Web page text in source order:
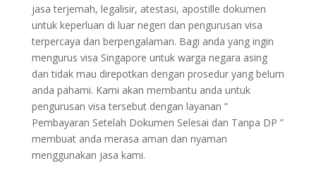
jasa terjemah, legalisir, atestasi, apostille dokumen
untuk keperluan di luar negeri dan pengurusan visa
terpercaya dan berpengalaman. Bagi anda yang ingin
mengurus visa Singapore untuk warga negara asing
dan tidak mau direpotkan dengan prosedur yang belum
anda pahami. Kami akan membantu anda untuk
pengurusan visa tersebut dengan layanan ”
Pembayaran Setelah Dokumen Selesai dan Tanpa DP ”
membuat anda merasa aman dan nyaman
menggunakan jasa kami.